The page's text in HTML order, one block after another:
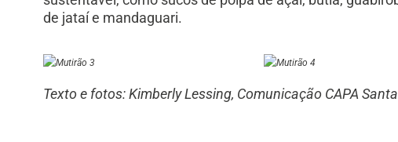
de jataí e mandaguari.
Texto e fotos: Kimberly Lessing, Comunicação CAPA